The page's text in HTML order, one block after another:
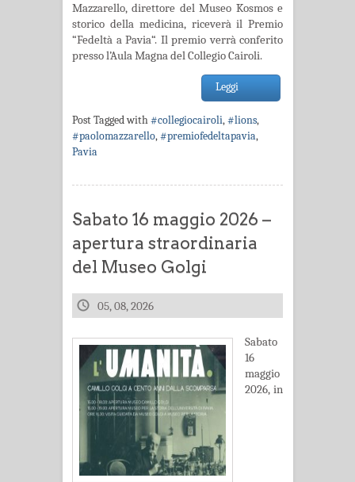
Mazzarello, direttore del Museo Kosmos e
storico della medicina, riceverà il Premio
“Fedeltà a Pavia“. Il premio verrà conferito
presso l’Aula Magna del Collegio Cairoli.
Leggi
Post Tagged with#collegiocairoli,#lions,
#paolomazzarello,#premiofedeltapavia,
Pavia
Sabato 16 maggio 2026 –
apertura straordinaria
del Museo Golgi
05, 08, 2026
Sabato
16
maggio
2026, in